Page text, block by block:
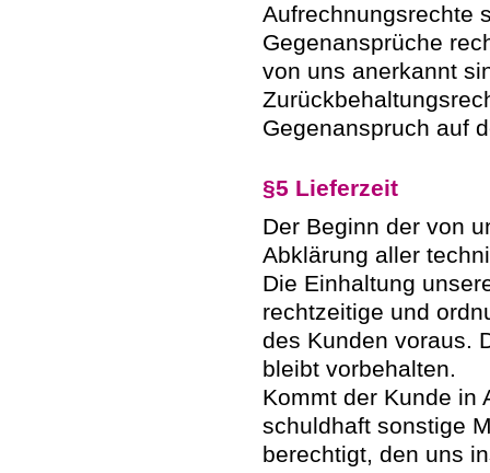
Aufrechnungsrechte
Gegenansprüche
von uns anerkannt
Gegenanspruch auf
§5 Lieferzeit
Der Beginn der von
Abklärung aller
Die Einhaltung
rechtzeitige und
des Kunden voraus.
bleibt vorbehalten.
Kommt der Kunde in
schuldhaft sonstige
berechtigt, den uns